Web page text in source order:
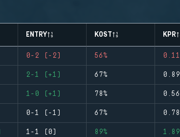
ENTRY KOST KPR
0-2 (-2) 56% 0.11
2-1 (+1) 67% 0.89
1-0 (+1) 78% 0.56
0-1 (-1) 67% 0.78
1-1 (0) 89% 1.89